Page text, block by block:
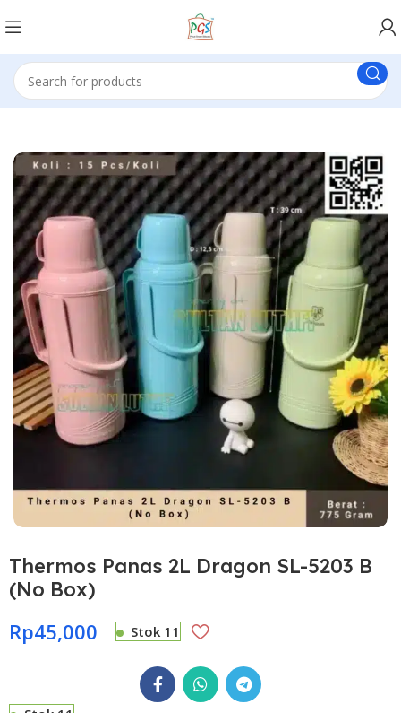
Thermos Panas 2L Dragon SL-5203 B
(No Box)
Rp45,000 Stok 11